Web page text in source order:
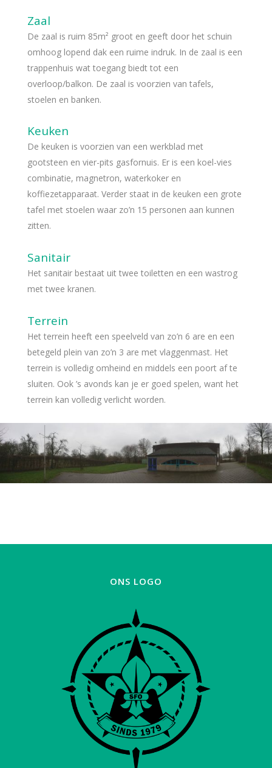
Zaal
De zaal is ruim 85m² groot en geeft door het schuin
omhoog lopend dak een ruime indruk. In de zaal is een
trappenhuis wat toegang biedt tot een
overloop/balkon. De zaal is voorzien van tafels,
stoelen en banken.
Keuken
De keuken is voorzien van een werkblad met
gootsteen en vier-pits gasfornuis. Er is een koel-vies
combinatie, magnetron, waterkoker en
koffiezetapparaat. Verder staat in de keuken een grote
tafel met stoelen waar zo’n 15 personen aan kunnen
zitten.
Sanitair
Het sanitair bestaat uit twee toiletten en een wastrog
met twee kranen.
Terrein
Het terrein heeft een speelveld van zo’n 6 are en een
betegeld plein van zo’n 3 are met vlaggenmast. Het
terrein is volledig omheind en middels een poort af te
sluiten. Ook ’s avonds kan je er goed spelen, want het
terrein kan volledig verlicht worden.
ONS LOGO